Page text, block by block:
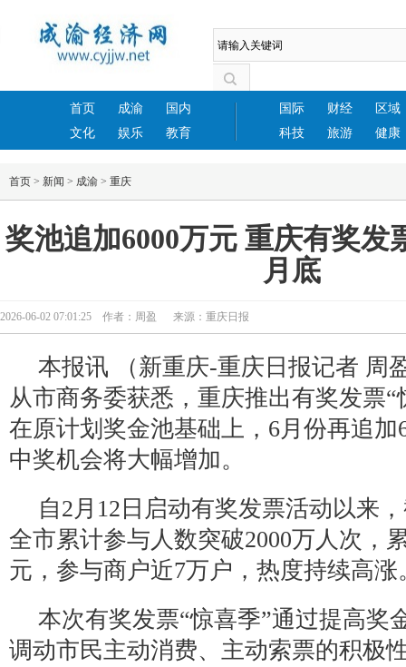
首页 成渝
国内
文化
娱乐 教育
国际 财经
区域
科技
旅游 健康
首页 > 新闻 > 成渝 > 重庆
奖池追加6000万元 重庆有奖发
月底
2026-06-02 07:01:25 作者：周盈 来源：重庆日报
本报讯 （新重庆-重庆日报记者 周
从市商务委获悉，重庆推出有奖发
在原计划奖金池基础上，6月份再追加
中奖机会将大幅增加。
自2月12日启动有奖发票活动以来
全市累计参与人数突破2000万人次，
元，参与商户近7万户，热度持续高涨
本次有奖发票“惊喜季”通过提高奖
调动市民主动消费、主动索票的积极